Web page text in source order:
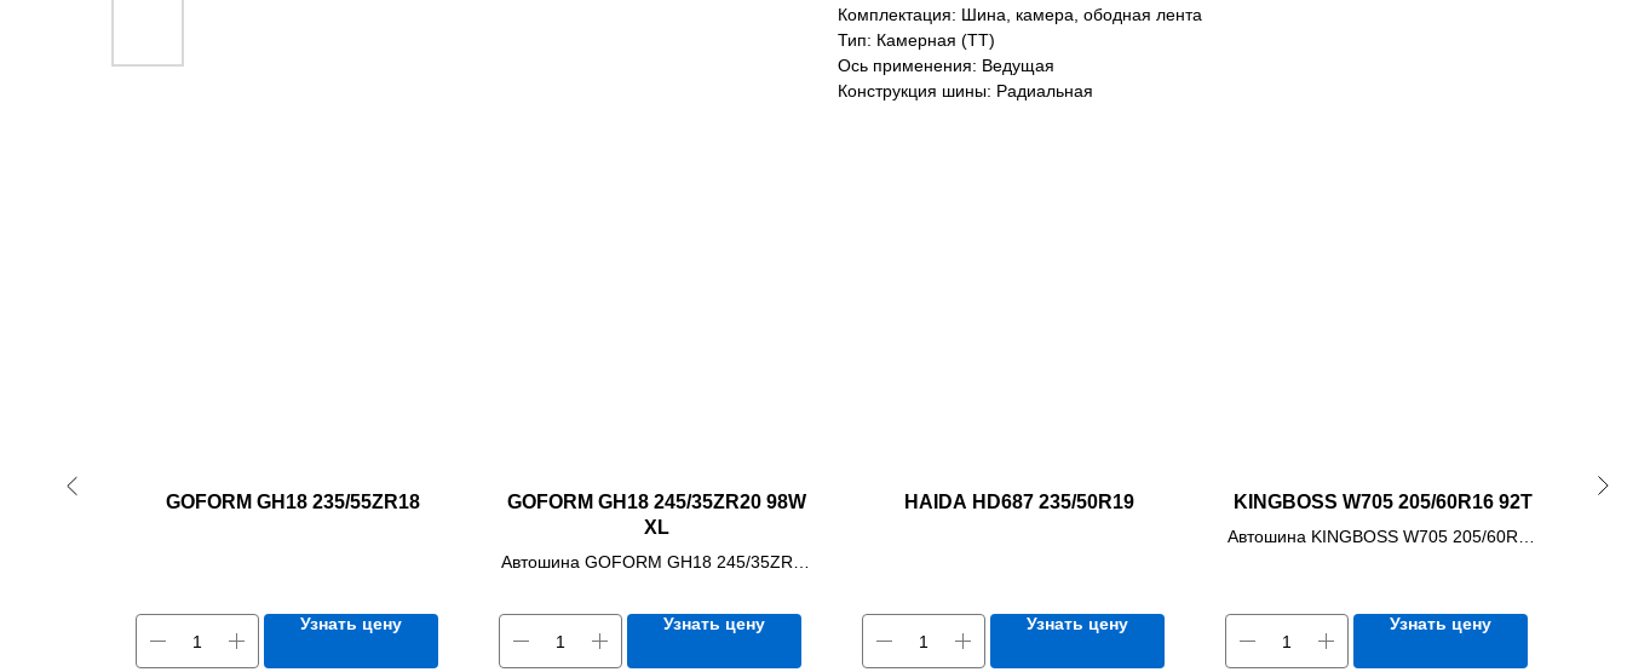
Комплектация: Шина, камера, ободная лента
Тип: Камерная (TT)
Ось применения: Ведущая
Конструкция шины: Радиальная
GOFORM GH18 235/55ZR18
Узнать цену
GOFORM GH18 245/35ZR20 98W
XL
Автошина GOFORM GH18 245/35ZR20
Узнать цену
HAIDA HD687 235/50R19
Узнать цену
KINGBOSS W705 205/60R16 92T
Автошина KINGBOSS W705 205/60R16
Узнать цену